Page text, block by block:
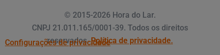
© 2015-2026 Hora do Lar.
CNPJ 21.011.165/0001-39. Todos os direitos
reservados.Política de privacidade.
Configurações de privacidade